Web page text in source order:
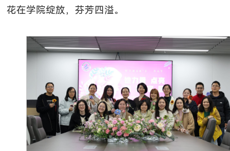
花在学院绽放，芬芳四溢。